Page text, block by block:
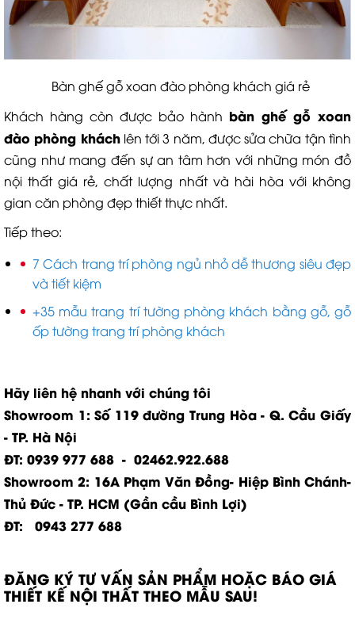
Bàn ghế gỗ xoan đào phòng khách giá rẻ
Khách hàng còn được bảo hành bàn ghế gỗ xoan
đào phòng kháchlên tới 3 năm, được sửa chữa tận tình
cũng như mang đến sự an tâm hơn với những món đồ
nội thất giá rẻ, chất lượng nhất và hài hòa với không
gian căn phòng đẹp thiết thực nhất.
Tiếp theo:
7 Cách trang trí phòng ngủ nhỏ dễ thương siêu đẹp
và tiết kiệm
+35 mẫu trang trí tường phòng khách bằng gỗ, gỗ
ốp tường trang trí phòng khách
Hãy liên hệ nhanh với chúng tôi
Showroom 1: Số 119 đường Trung Hòa - Q. Cầu Giấy
- TP. Hà Nội
ĐT: 0939 977 688 - 02462.922.688
Showroom 2: 16A Phạm Văn Đồng- Hiệp Bình Chánh-
Thủ Đức - TP. HCM (Gần cầu Bình Lợi)
ĐT: 0943 277 688
ĐĂNG KÝ TƯ VẤN SẢN PHẨM HOẶC BÁO GIÁ
THIẾT KẾ NỘI THẤT THEO MẪU SAU!